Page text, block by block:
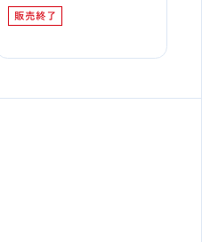
販売終了